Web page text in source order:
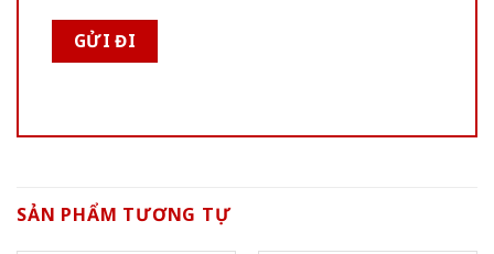
SẢN PHẨM TƯƠNG TỰ